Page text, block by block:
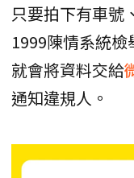
只要拍下有車號
1999陳情系統檢
就會將資料交給
通知違規人。